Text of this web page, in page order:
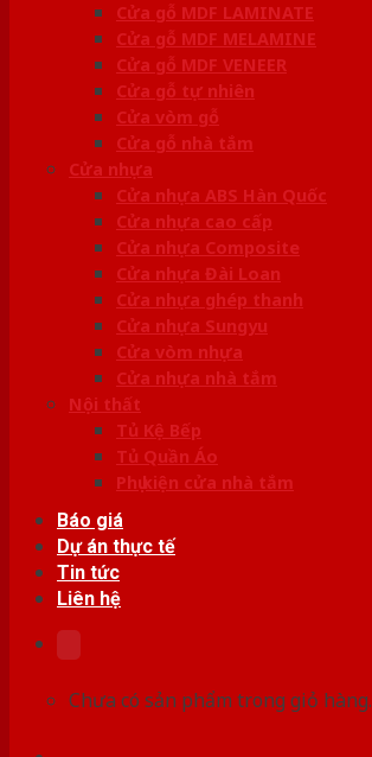
Cửa gỗ MDF LAMINATE
Cửa gỗ MDF MELAMINE
Cửa gỗ MDF VENEER
Cửa gỗ tự nhiên
Cửa vòm gỗ
Cửa gỗ nhà tắm
Cửa nhựa
Cửa nhựa ABS Hàn Quốc
Cửa nhựa cao cấp
Cửa nhựa Composite
Cửa nhựa Đài Loan
Cửa nhựa ghép thanh
Cửa nhựa Sungyu
Cửa vòm nhựa
Cửa nhựa nhà tắm
Nội thất
Tủ Kệ Bếp
Tủ Quần Áo
Phụ kiện cửa nhà tắm
Báo giá
Dự án thực tế
Tin tức
Liên hệ
Chưa có sản phẩm trong giỏ hàng.